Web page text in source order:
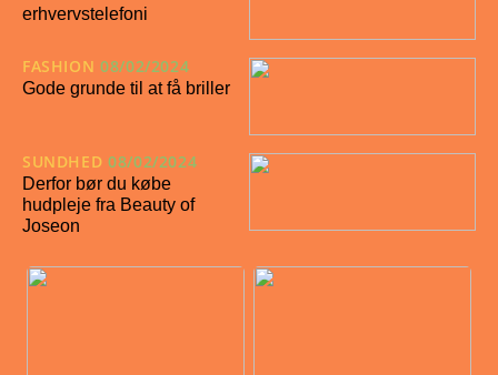
erhvervstelefoni
FASHION 08/02/2024
Gode grunde til at få briller
SUNDHED 08/02/2024
Derfor bør du købe
hudpleje fra Beauty of
Joseon